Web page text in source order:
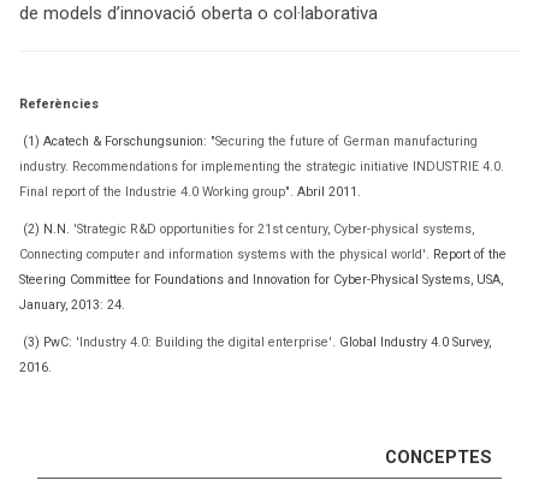
de models d’innovació oberta o col·laborativa
Referències
(1) Acatech & Forschungsunion: "Securing the future of German manufacturing
industry. Recommendations for implementing the strategic initiative INDUSTRIE 4.0.
Final report of the Industrie 4.0 Working group". Abril 2011.
(2) N.N. 'Strategic R&D opportunities for 21st century, Cyber-physical systems,
Connecting computer and information systems with the physical world'. Report of the
Steering Committee for Foundations and Innovation for Cyber-Physical Systems, USA,
January, 2013: 24.
(3) PwC: 'Industry 4.0: Building the digital enterprise'. Global Industry 4.0 Survey,
2016.
CONCEPTES